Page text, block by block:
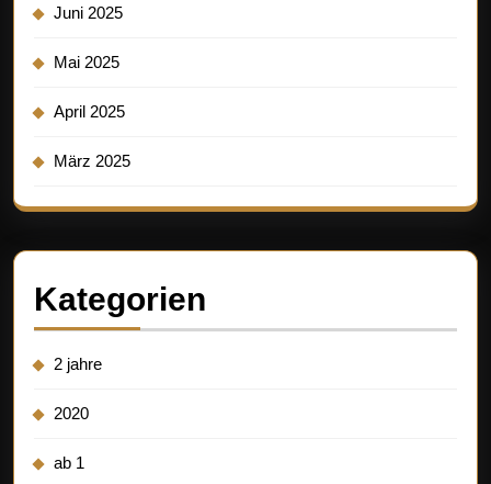
Juni 2025
Mai 2025
April 2025
März 2025
Kategorien
2 jahre
2020
ab 1